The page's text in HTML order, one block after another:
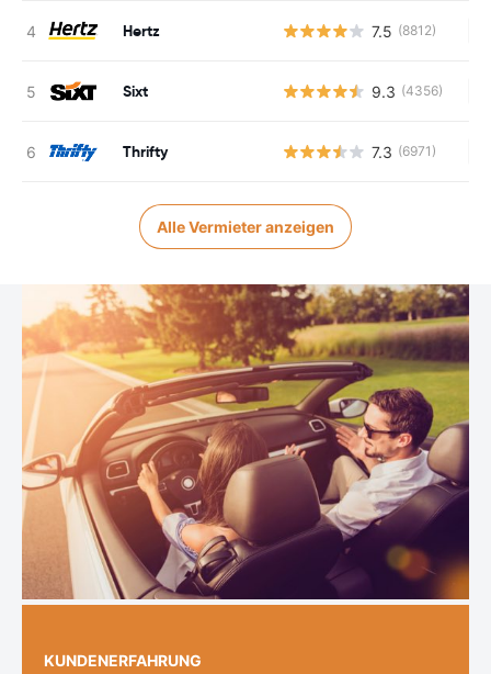
Hertz 7.5 (8812)
Sixt 9.3 (4356)
Thrifty 7.3 (6971)
Alle Vermieter anzeigen
KUNDENERFAHRUNG